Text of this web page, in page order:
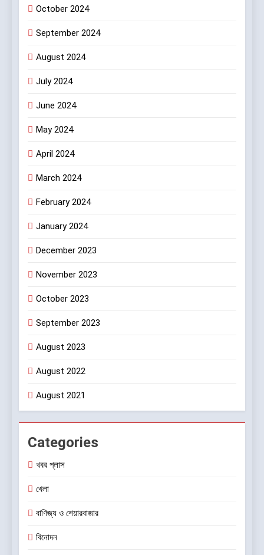
October 2024
September 2024
August 2024
July 2024
June 2024
May 2024
April 2024
March 2024
February 2024
January 2024
December 2023
November 2023
October 2023
September 2023
August 2023
August 2022
August 2021
Categories
খবর প্লাস
খেলা
বাণিজ্য ও শেয়ারবাজার
বিনোদন